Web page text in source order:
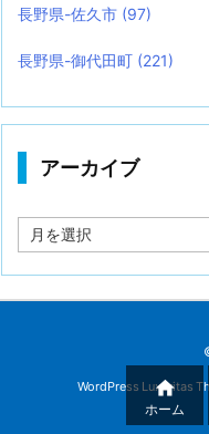
長野県-佐久市 (97)
長野県-御代田町 (221)
アーカイブ
ー
WordPress Luxeritas

ホーム